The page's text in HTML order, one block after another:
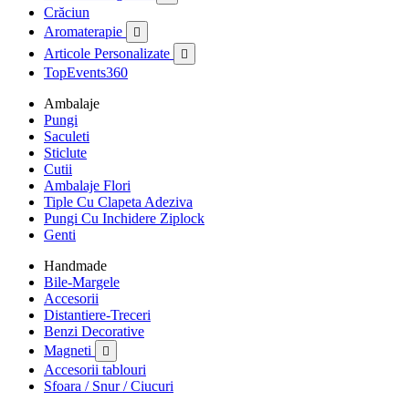
Crăciun
Aromaterapie

Articole Personalizate 
TopEvents360
Ambalaje
Pungi
Saculeti
Sticlute
Cutii
Ambalaje Flori
Tiple Cu Clapeta Adeziva
Pungi Cu Inchidere Ziplock
Genti
Handmade
Bile-Margele
Accesorii
Distantiere-Treceri
Benzi Decorative
Magneti

Accesorii tablouri
Sfoara / Snur / Ciucuri